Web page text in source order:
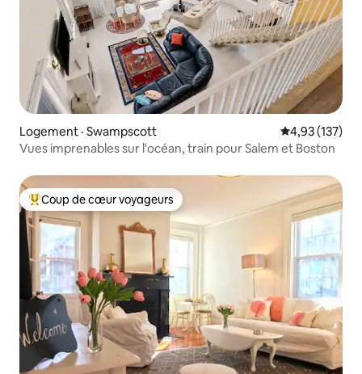
Logement · Swampscott Note
4,93 (137)
Vues imprenables sur l'océan, train pour Salem et Boston
Coup de cœur voyageurs parmi les plus aimés
Coup de cœur voyageurs